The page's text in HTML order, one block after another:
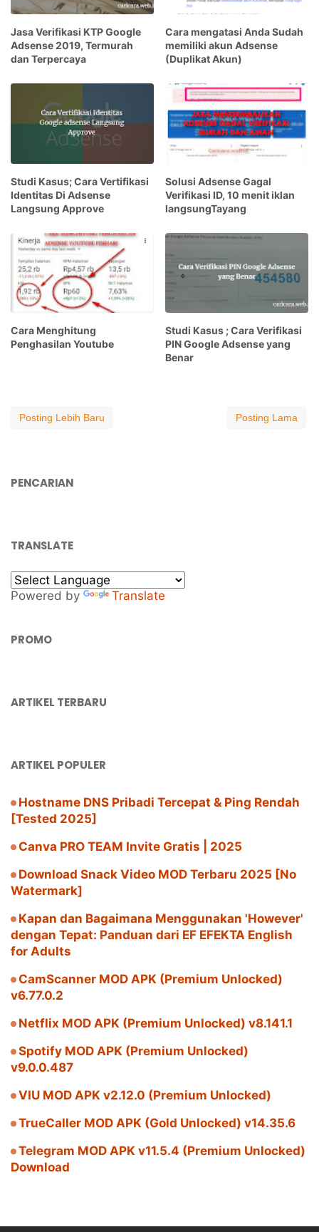
Jasa Verifikasi KTP Google
Adsense 2019, Termurah
dan Terpercaya
Cara mengatasi Anda Sudah
memiliki akun Adsense
(Duplikat Akun)
Studi Kasus; Cara Vertifikasi
Identitas Di Adsense
Langsung Approve
Solusi Adsense Gagal
Verifikasi ID, 10 menit iklan
langsungTayang
Cara Menghitung
Penghasilan Youtube
Studi Kasus ; Cara Verifikasi
PIN Google Adsense yang
Benar
Posting Lebih Baru Posting Lama
PENCARIAN
TRANSLATE
Powered by Translate
PROMO
ARTIKEL TERBARU
ARTIKEL POPULER
Hostname DNS Pribadi Tercepat & Ping Rendah
[Tested 2025]
Canva PRO TEAM Invite Gratis | 2025
Download Snack Video MOD Terbaru 2025 [No
Watermark]
Kapan dan Bagaimana Menggunakan 'However'
dengan Tepat: Panduan dari EF EFEKTA English
for Adults
CamScanner MOD APK (Premium Unlocked)
v6.77.0.2
Netflix MOD APK (Premium Unlocked) v8.141.1
Spotify MOD APK (Premium Unlocked)
v9.0.0.487
VIU MOD APK v2.12.0 (Premium Unlocked)
TrueCaller MOD APK (Gold Unlocked) v14.35.6
Telegram MOD APK v11.5.4 (Premium Unlocked)
Download